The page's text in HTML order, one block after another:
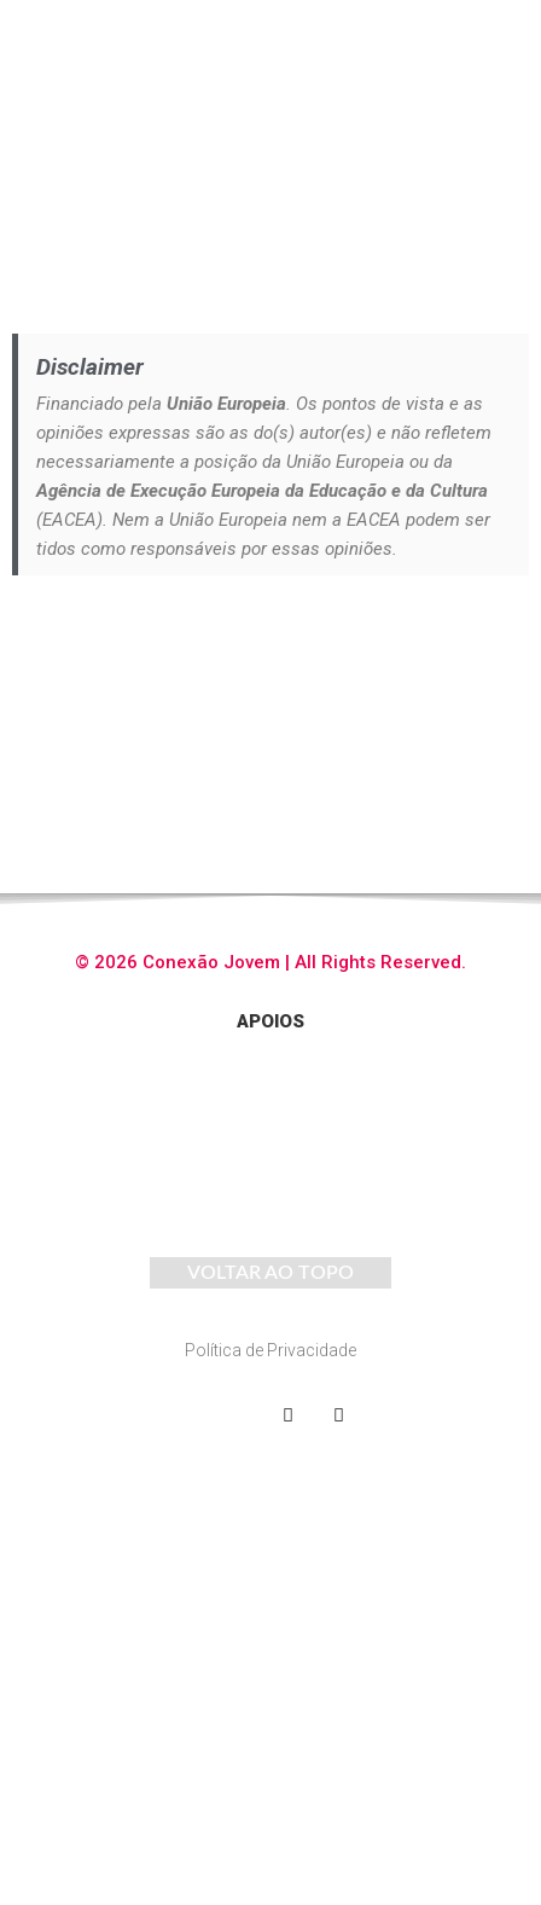
Disclaimer
Financiado pela União Europeia . Os pontos de vista e as
opiniões expressas são as do(s) autor(es) e não refletem
necessariamente a posição da União Europeia ou da
Agência de Execução Europeia da Educação e da Cultura
(EACEA). Nem a União Europeia nem a EACEA podem ser
tidos como responsáveis por essas opiniões.
© 2026 Conexão Jovem | All Rights Reserved.
APOIOS
VOLTAR AO TOPO
Política de Privacidade